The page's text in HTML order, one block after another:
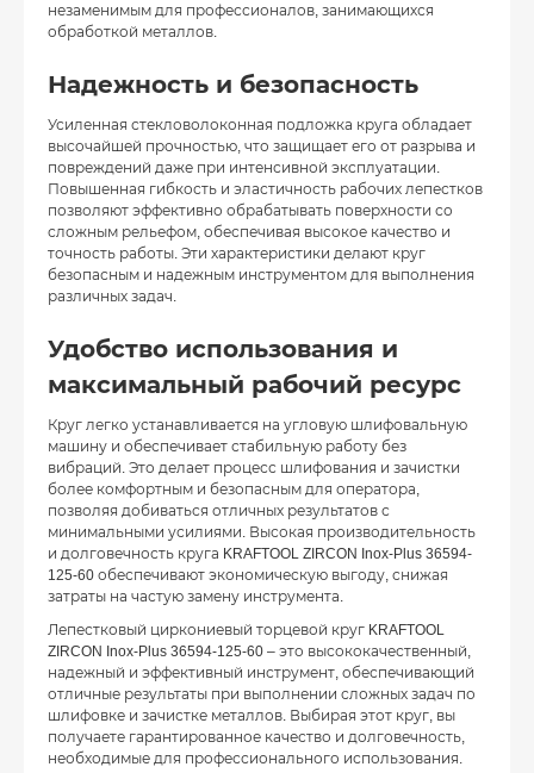
незаменимым для профессионалов, занимающихся
обработкой металлов.
Надежность и безопасность
Усиленная стекловолоконная подложка круга обладает
высочайшей прочностью, что защищает его от разрыва и
повреждений даже при интенсивной эксплуатации.
Повышенная гибкость и эластичность рабочих лепестков
позволяют эффективно обрабатывать поверхности со
сложным рельефом, обеспечивая высокое качество и
точность работы. Эти характеристики делают круг
безопасным и надежным инструментом для выполнения
различных задач.
Удобство использования и
максимальный рабочий ресурс
Круг легко устанавливается на угловую шлифовальную
машину и обеспечивает стабильную работу без
вибраций. Это делает процесс шлифования и зачистки
более комфортным и безопасным для оператора,
позволяя добиваться отличных результатов с
минимальными усилиями. Высокая производительность
и долговечность круга KRAFTOOL ZIRCON Inox-Plus 36594-
125-60 обеспечивают экономическую выгоду, снижая
затраты на частую замену инструмента.
Лепестковый циркониевый торцевой круг KRAFTOOL
ZIRCON Inox-Plus 36594-125-60 – это высококачественный,
надежный и эффективный инструмент, обеспечивающий
отличные результаты при выполнении сложных задач по
шлифовке и зачистке металлов. Выбирая этот круг, вы
получаете гарантированное качество и долговечность,
необходимые для профессионального использования.